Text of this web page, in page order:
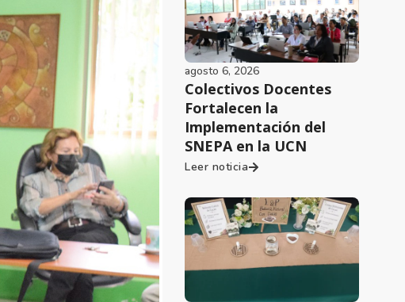
agosto 6, 2026
Colectivos Docentes
Fortalecen la
Implementación del
SNEPA en la UCN
Leer noticia